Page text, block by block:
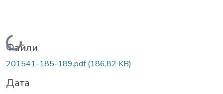
Вантажиться...
Файли
201541-185-189.pdf(186,82 KB)
Дата